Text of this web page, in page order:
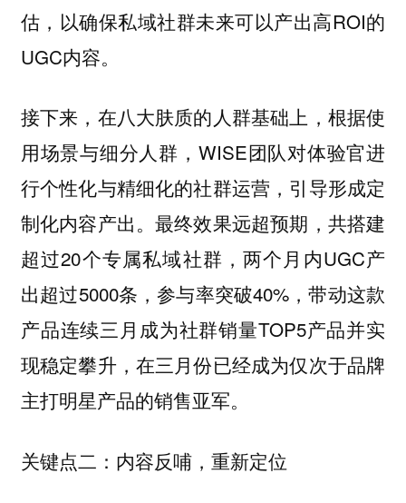
估，以确保私域社群未来可以产出高ROI的
UGC内容。
接下来，在八大肤质的人群基础上，根据使
用场景与细分人群，WISE团队对体验官进
行个性化与精细化的社群运营，引导形成定
制化内容产出。最终效果远超预期，共搭建
超过20个专属私域社群，两个月内UGC产
出超过5000条，参与率突破40%，带动这款
产品连续三月成为社群销量TOP5产品并实
现稳定攀升，在三月份已经成为仅次于品牌
主打明星产品的销售亚军。
关键点二：内容反哺，重新定位